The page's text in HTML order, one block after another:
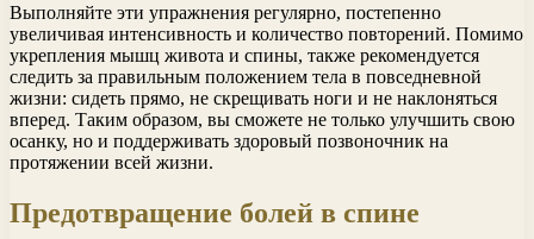
Выполняйте эти упражнения регулярно, постепенно
увеличивая интенсивность и количество повторений. Помимо
укрепления мышц живота и спины, также рекомендуется
следить за правильным положением тела в повседневной
жизни: сидеть прямо, не скрещивать ноги и не наклоняться
вперед. Таким образом, вы сможете не только улучшить свою
осанку, но и поддерживать здоровый позвоночник на
протяжении всей жизни.
Предотвращение болей в спине